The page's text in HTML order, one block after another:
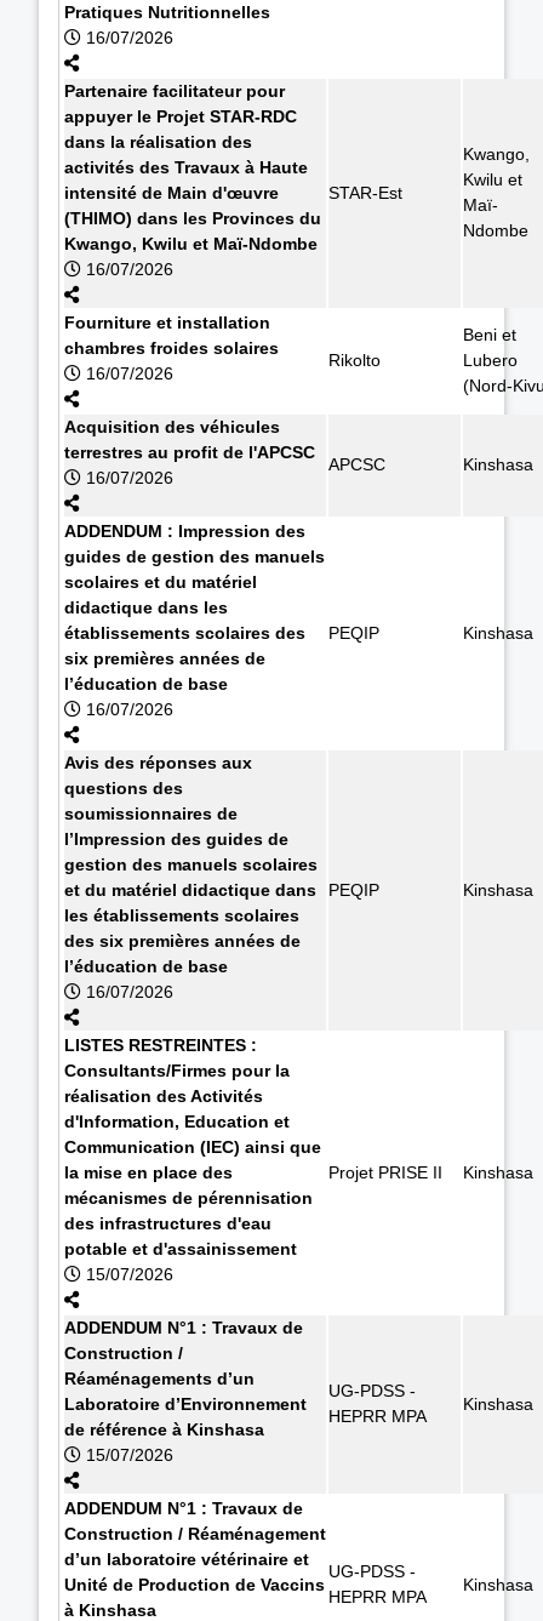
Pratiques Nutritionnelles
16/07/2026
Partenaire facilitateur pour
appuyer le Projet STAR-RDC
dans la réalisation des
activités des Travaux à Haute
intensité de Main d'œuvre
(THIMO) dans les Provinces du
Kwango, Kwilu et Maï-Ndombe
16/07/2026
STAR-Est
Kwango,
Kwilu et
Maï-
Ndombe
Fourniture et installation
chambres froides solaires
16/07/2026
Rikolto
Beni et
Lubero
(Nord-
Acquisition des véhicules
terrestres au profit de l'APCSC
16/07/2026
APCSC Kinshasa
ADDENDUM : Impression des
guides de gestion des manuels
scolaires et du matériel
didactique dans les
établissements scolaires des
six premières années de
l’éducation de base
16/07/2026
PEQIP Kinshasa
Avis des réponses aux
questions des
soumissionnaires de
l’Impression des guides de
gestion des manuels scolaires
et du matériel didactique dans
les établissements scolaires
des six premières années de
l’éducation de base
16/07/2026
PEQIP Kinshasa
LISTES RESTREINTES :
Consultants/Firmes pour la
réalisation des Activités
d'Information, Education et
Communication (IEC) ainsi que
la mise en place des
mécanismes de pérennisation
des infrastructures d'eau
potable et d'assainissement
15/07/2026
Projet PRISE II Kinshasa
ADDENDUM N°1 : Travaux de
Construction /
Réaménagements d’un
Laboratoire d’Environnement
de référence à Kinshasa
15/07/2026
UG-PDSS -
HEPRR MPA
Kinshasa
ADDENDUM N°1 : Travaux de
Construction / Réaménagement
d’un laboratoire vétérinaire et
Unité de Production de Vaccins
à Kinshasa
UG-PDSS -
HEPRR MPA
Kinshasa